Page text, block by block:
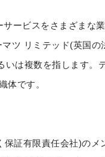
ービスをさまざまな
ツ リミテッド(英国の
は複数を指します。
体です。
証有限責任会社)のメ